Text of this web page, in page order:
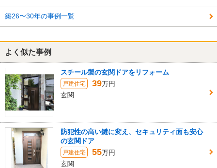
築26〜30年の事例一覧
よく似た事例
スチール製の玄関ドアをリフォーム
戸建住宅 39万円
玄関
防犯性の高い鍵に変え、セキュリティ面も安心
の玄関ドア
戸建住宅 55万円
玄関